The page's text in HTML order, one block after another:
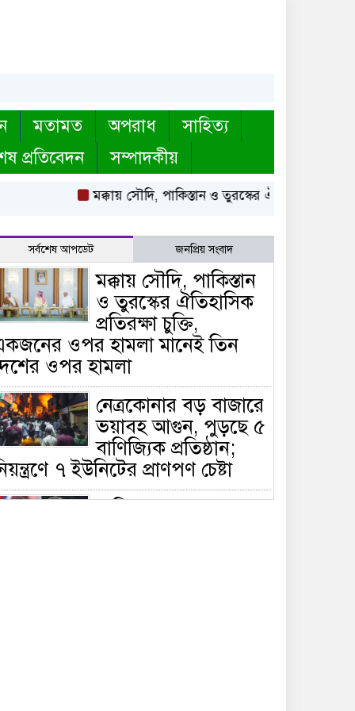
মতামত অপরাধ
সাহিত্য
প্রতিবেদন সম্পাদকীয়
মক্কায় সৌদি, পাকিস্তান ও তুরস্কের ঐতিহাসিক
সর্বশেষ আপডেট জনপ্রিয় সংবাদ
মক্কায় সৌদি, পাকিস্তান
ও তুরস্কের ঐতিহাসিক
প্রতিরক্ষা চুক্তি,
ওপর হামলা মানেই তিন
ওপর হামলা
নেত্রকোনার বড় বাজারে
ভয়াবহ আগুন, পুড়ছে ৫
বাণিজ্যিক প্রতিষ্ঠান;
৭ ইউনিটের প্রাণপণ চেষ্টা
সাকিবের দেশে ফেরা ও